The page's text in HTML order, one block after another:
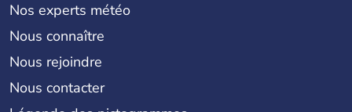
Nos experts météo
Nous connaître
Nous rejoindre
Nous contacter